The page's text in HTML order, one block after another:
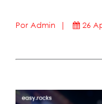
Por Admin | 26